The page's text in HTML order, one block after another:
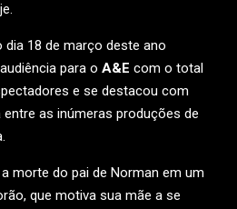
dia 18 de março deste ano
para o A&E com o total
e se destacou com
as inúmeras produções de
morte do pai de Norman em um
que motiva sua mãe a se